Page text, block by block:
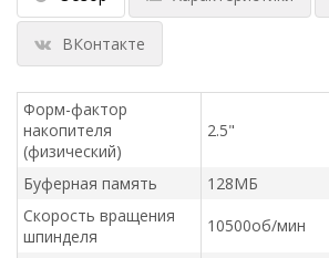
ВКонтакте
Форм-фактор
накопителя
(физический)
2.5"
Буферная память
128МБ
Скорость вращения
шпинделя
10500об/мин